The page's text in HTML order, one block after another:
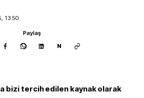
13:50
Paylaş
N
bizi tercih edilen kaynak olarak